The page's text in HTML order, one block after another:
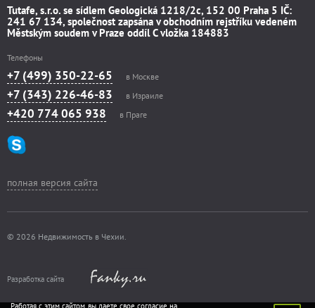
Tutafe, s.r.o. se sídlem Geologická 1218/2c, 152 00 Praha 5 IČ:
241 67 134, společnost zapsána v obchodním rejstříku vedeném
Městským soudem v Praze oddíl C vložka 184883
Телефоны
+7 (499) 350-22-65 в Москве
+7 (343) 226-46-83 в Израиле
+420 774 065 938 в Праге
полная версия сайта
© 2026 Недвижимость в Чехии.
Разработка сайта
Работая с этим сайтом, вы даете свое согласие на